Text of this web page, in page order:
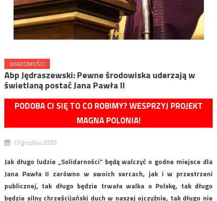
WIADOMOŚCI
Abp Jędraszewski: Pewne środowiska uderzają w
świetlaną postać Jana Pawła II
PODOBA CI SIĘ TO CO ROBIMY? WESPRZYJ PROJEKT
MAGNA POLONIA!
13 grudnia 2020
Jak długo ludzie „Solidarności” będą walczyć o godne miejsce dla
Jana Pawła II zarówno w swoich sercach, jak i w przestrzeni
publicznej, tak długo będzie trwała walka o Polskę, tak długo
będzie silny chrześcijański duch w naszej ojczyźnie, tak długo nie